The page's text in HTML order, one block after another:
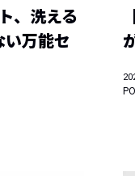
、洗える
万能セ